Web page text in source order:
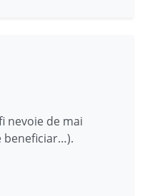
nevoie de mai
beneficiar…).